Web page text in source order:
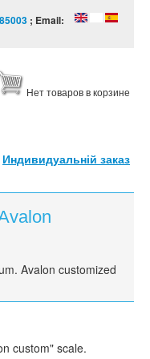
; Email:
Нет товаров в корзине
Индивидуальній заказ
Avalon customized
custom" scale.